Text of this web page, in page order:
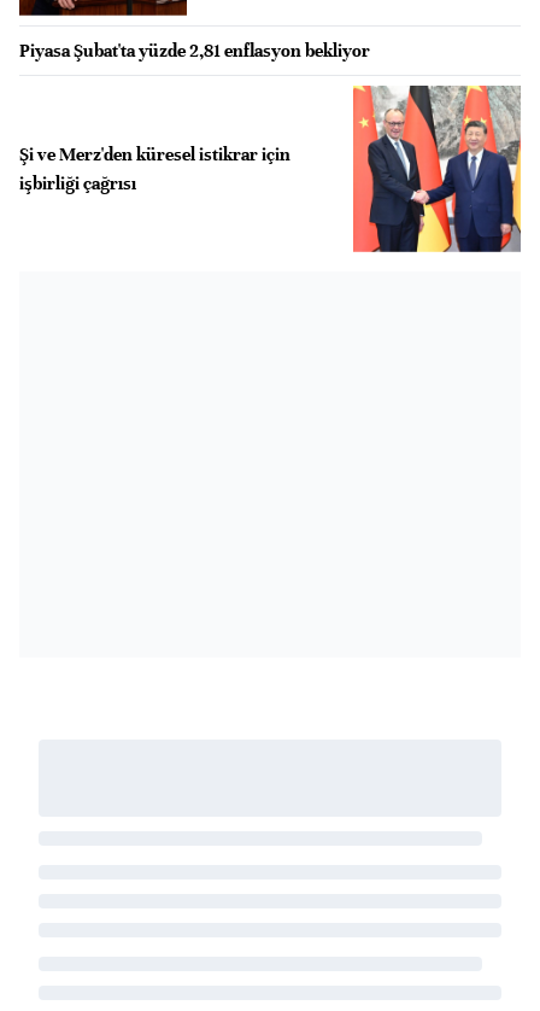
Piyasa Şubat'ta yüzde 2,81 enflasyon bekliyor
Şi ve Merz'den küresel istikrar için
işbirliği çağrısı